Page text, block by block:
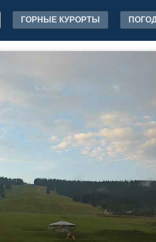
ГОРНЫЕ КУРОРТЫ